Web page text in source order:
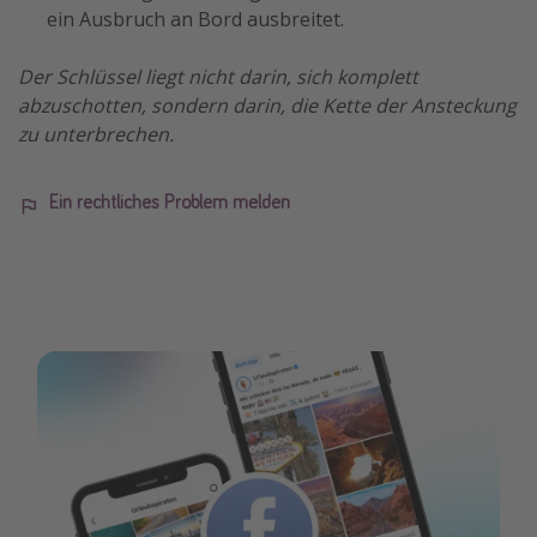
ein Ausbruch an Bord ausbreitet.
Der Schlüssel liegt nicht darin, sich komplett
abzuschotten, sondern darin, die Kette der Ansteckung
zu unterbrechen.
Ein rechtliches Problem melden